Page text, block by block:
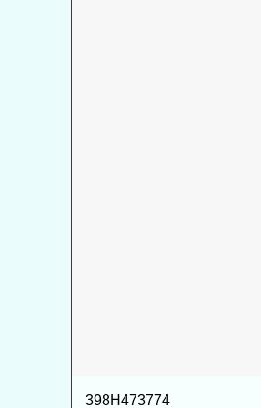
398H473774